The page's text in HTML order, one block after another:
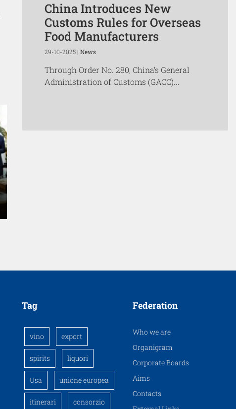
China Introduces New
Customs Rules for Overseas
Food Manufacturers
29-10-2025 | News
Through Order No. 280, China’s General
Administration of Customs (GACC)...
Tag
vino export
spirits liquori
Usa unione europea
itinerari consorzio
Federation
Who we are
Organigram
Corporate Boards
Aims
Contacts